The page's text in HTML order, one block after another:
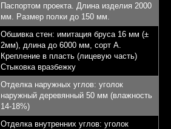
Паспортом проекта. Длина изделия 2000
мм. Размер полки до 150 мм.
Обшивка стен: имитация бруса 16 мм (±
2мм), длина до 6000 мм, сорт А.
Крепление в пласть (лицевую часть)
Стыковка вразбежку
Отделка наружных углов: уголок
наружный деревянный 50 мм (влажность
14-18%)
Отделка внутренних углов: уголок